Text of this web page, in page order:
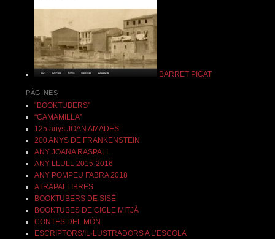
BARRET PICAT
PÀGINES
“BOOKTUBERS”
“CAMAMILLA”
125 anys JOAN AMADES
200 ANYS DE FRANKENSTEIN
ANY JOANA RASPALL
ANY LLULL 2015-2016
ANY POMPEU FABRA 2018
ATRAPALLIBRES
BOOKTUBERS DE SISÈ
BOOKTUBES DE CICLE MITJÀ
CONTES DEL MÓN
ESCRIPTORS/IL·LUSTRADORS A L’ESCOLA